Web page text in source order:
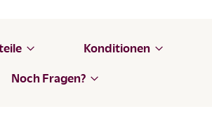
Konditionen
Noch Fragen?